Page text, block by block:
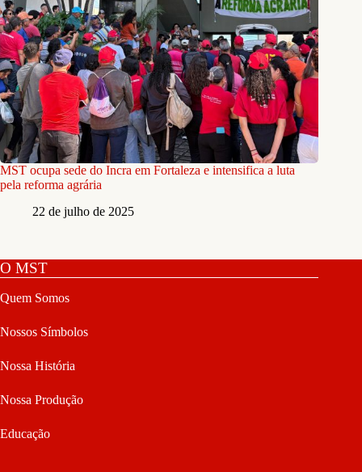
MST ocupa sede do Incra em Fortaleza e intensifica a luta
pela reforma agrária
22 de julho de 2025
O MST
Quem Somos
Nossos Símbolos
Nossa História
Nossa Produção
Educação